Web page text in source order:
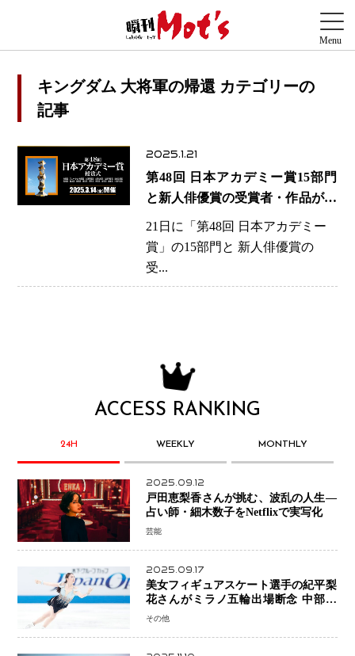
キングダム 大将軍の帰還 カテゴリーの
記事
2025.1.21
第48回 日本アカデミー賞15部門
と新人俳優賞の受賞者・作品が発
21日に「第48回 日本アカデミー
賞」の15部門と 新人俳優賞の
受...
ACCESS RANKING
24H WEEKLY MONTHLY
2025.09.12
戸田恵梨香さんが挑む、波乱の人生―
占い師・細木数子をNetflixで実写化
芸能
2025.09.17
美女フィギュアスケート選手の紀平梨
花さんがミラノ五輪出場断念 中部選
手権欠場を発表「安全最優先の判断」
その他